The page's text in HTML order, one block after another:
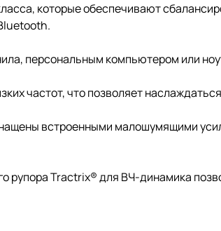
которые обеспечивают
персональным компьютером или
частот, что позволяет
встроенными малошумящими
рупора Tractrix® для ВЧ-динамика